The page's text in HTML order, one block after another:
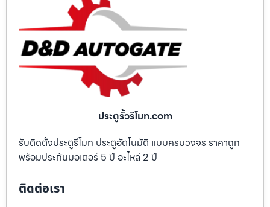
ประตูรั้วรีโมท.com
รับติดตั้งประตูรีโมท ประตูอัตโนมัติ แบบครบวงจร ราคาถูก
พร้อมประกันมอเตอร์ 5 ปี อะไหล่ 2 ปี
ติดต่อเรา